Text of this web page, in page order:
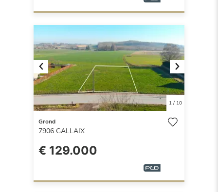
Previous Next
1/ 10
Grond
7906 GALLAIX
€ 129.000